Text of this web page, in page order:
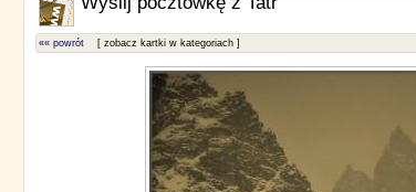
«« powrót [ zobacz kartki w kategoriach ]